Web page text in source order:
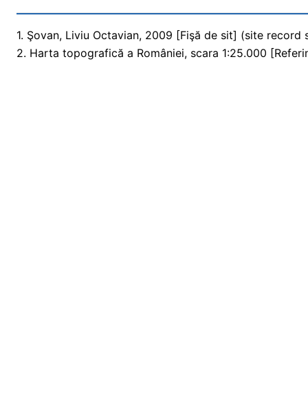
1. Şovan, Liviu Octavian, 2009 [Fişă de sit] (site record
2. Harta topografică a României, scara 1:25.000